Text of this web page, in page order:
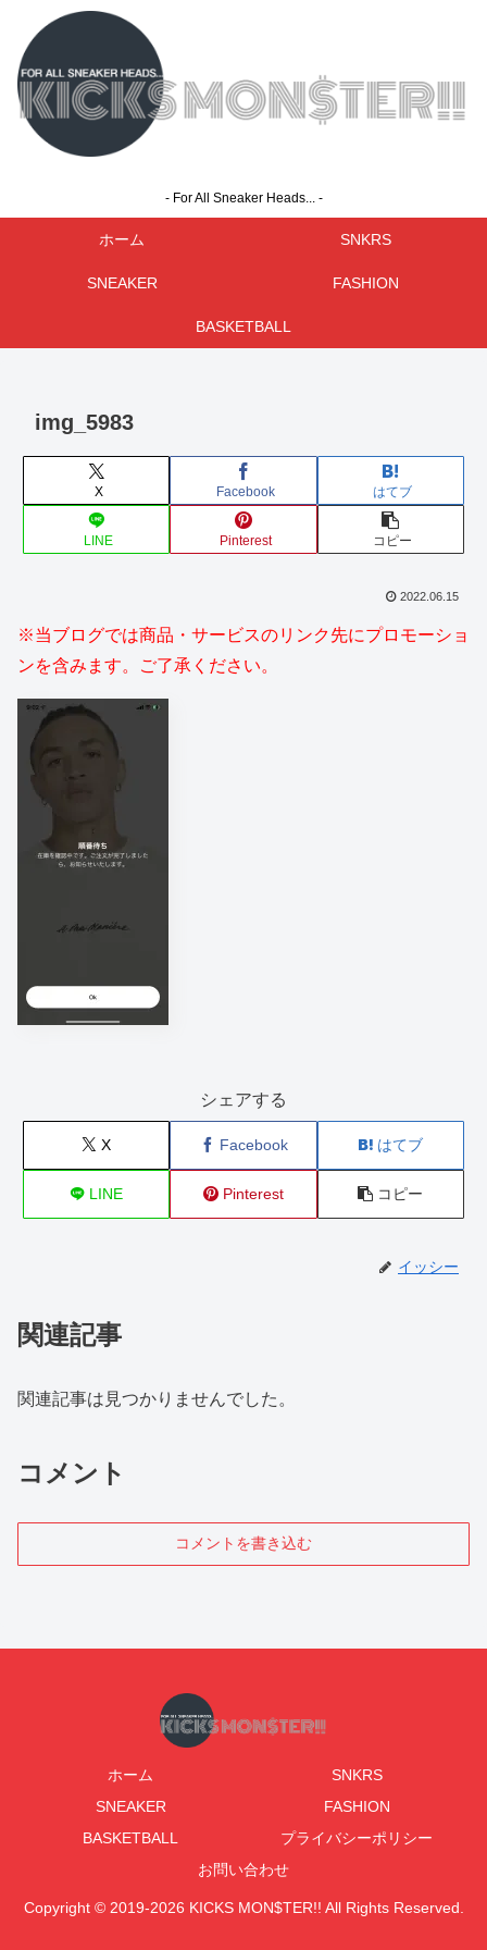
- For All Sneaker Heads... -
ホーム SNKRS
SNEAKER FASHION
BASKETBALL
img_5983
X Facebook はてブ
LINE Pinterest コピー
2022.06.15
※当ブログでは商品・サービスのリンク先にプロモーショ
ンを含みます。ご了承ください。
シェアする
X Facebook はてブ
LINE Pinterest コピー
イッシー
関連記事
関連記事は見つかりませんでした。
コメント
コメントを書き込む
ホーム
SNKRS
SNEAKER
FASHION
BASKETBALL
プライバシーポリシー
お問い合わせ
Copyright © 2019-2026 KICKS MON$TER!! All Rights Reserved.